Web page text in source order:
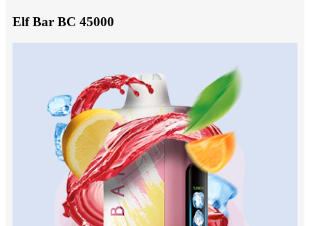
Elf Bar BC 45000